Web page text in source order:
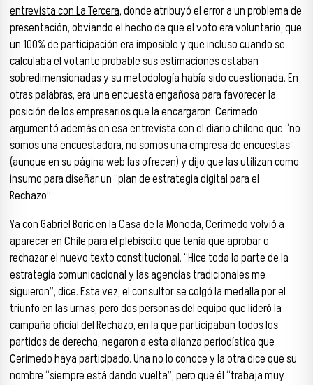
entrevista con La Tercera,donde atribuyó el error a un problema de
presentación, obviando el hecho de que el voto era voluntario, que
un 100% de participación era imposible y que incluso cuando se
calculaba el votante probable sus estimaciones estaban
sobredimensionadas y su metodología había sido cuestionada. En
otras palabras, era una encuesta engañosa para favorecer la
posición de los empresarios que la encargaron. Cerimedo
argumentó además en esa entrevista con el diario chileno que “no
somos una encuestadora, no somos una empresa de encuestas”
(aunque en su página web las ofrecen) y dijo que las utilizan como
insumo para diseñar un “plan de estrategia digital para el
Rechazo”.
Ya con Gabriel Boric en la Casa de la Moneda, Cerimedo volvió a
aparecer en Chile para el plebiscito que tenía que aprobar o
rechazar el nuevo texto constitucional. “Hice toda la parte de la
estrategia comunicacional y las agencias tradicionales me
siguieron”, dice. Esta vez, el consultor se colgó la medalla por el
triunfo en las urnas, pero dos personas del equipo que lideró la
campaña oficial del Rechazo, en la que participaban todos los
partidos de derecha, negaron a esta alianza periodística que
Cerimedo haya participado. Una no lo conoce y la otra dice que su
nombre “siempre está dando vuelta”, pero que él “trabaja muy